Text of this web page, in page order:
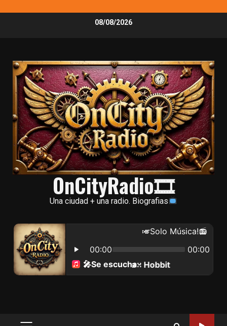
08/08/2026
OnCityRadio🎞
Una ciudad + una radio. Biografias